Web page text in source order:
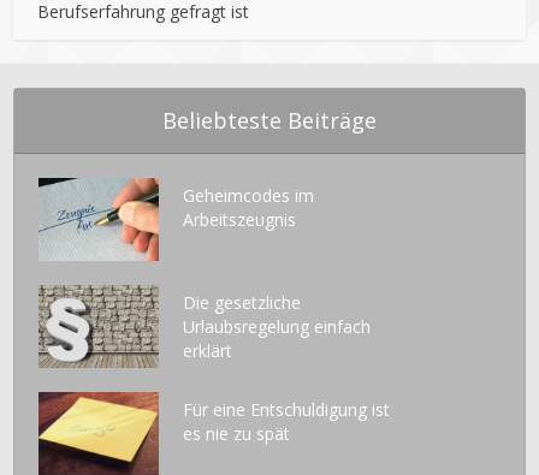
Berufserfahrung gefragt ist
Beliebteste Beiträge
Geheimcodes im
Arbeitszeugnis
Die gesetzliche
Urlaubsregelung einfach
erklärt
Für eine Entschuldigung ist
es nie zu spät